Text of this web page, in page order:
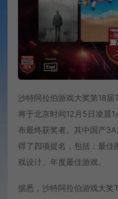
沙特阿拉伯游戏大奖第18
将于北京时间12月5日凌晨
布最终获奖者。其中国产
得了四项提名，包括：最佳
戏设计、年度最佳游戏。
据悉，沙特阿拉伯游戏大